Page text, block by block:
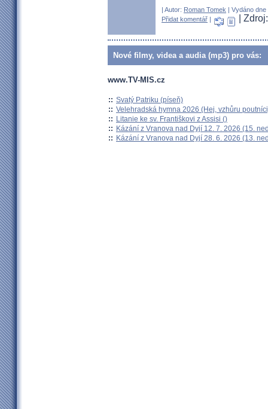
| Autor: Roman Tomek | Vydáno
Přidat komentář | |
Nové filmy, videa a audia (mp3) pro vás:
www.TV-MIS.cz
:: Svatý Patriku (píseň)
:: Velehradská hymna 2026 (Hej, vzhůru
:: Litanie ke sv. Františkovi z Assisi ()
:: Kázání z Vranova nad Dyjí 12. 7. 2026 (15.
:: Kázání z Vranova nad Dyjí 28. 6. 2026 (13.